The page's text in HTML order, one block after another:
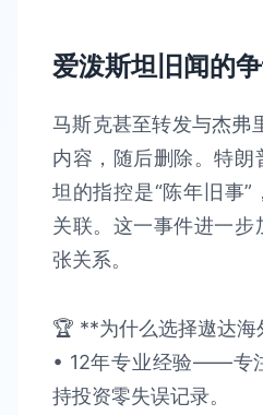
爱泼斯坦旧闻的
马斯克甚至转发与杰弗
内容，随后删除。特
坦的指控是“陈年旧事
关联。这一事件进一步
张关系。
🏆 **为什么选择遨达海
• 12年专业经验​​——专
持​​投资零失误​​记录。